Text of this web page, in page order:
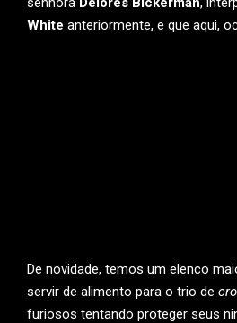
White anteriormente, e que aqui,
De novidade, temos um elenco
servir de alimento para o trio de
furiosos tentando proteger seus